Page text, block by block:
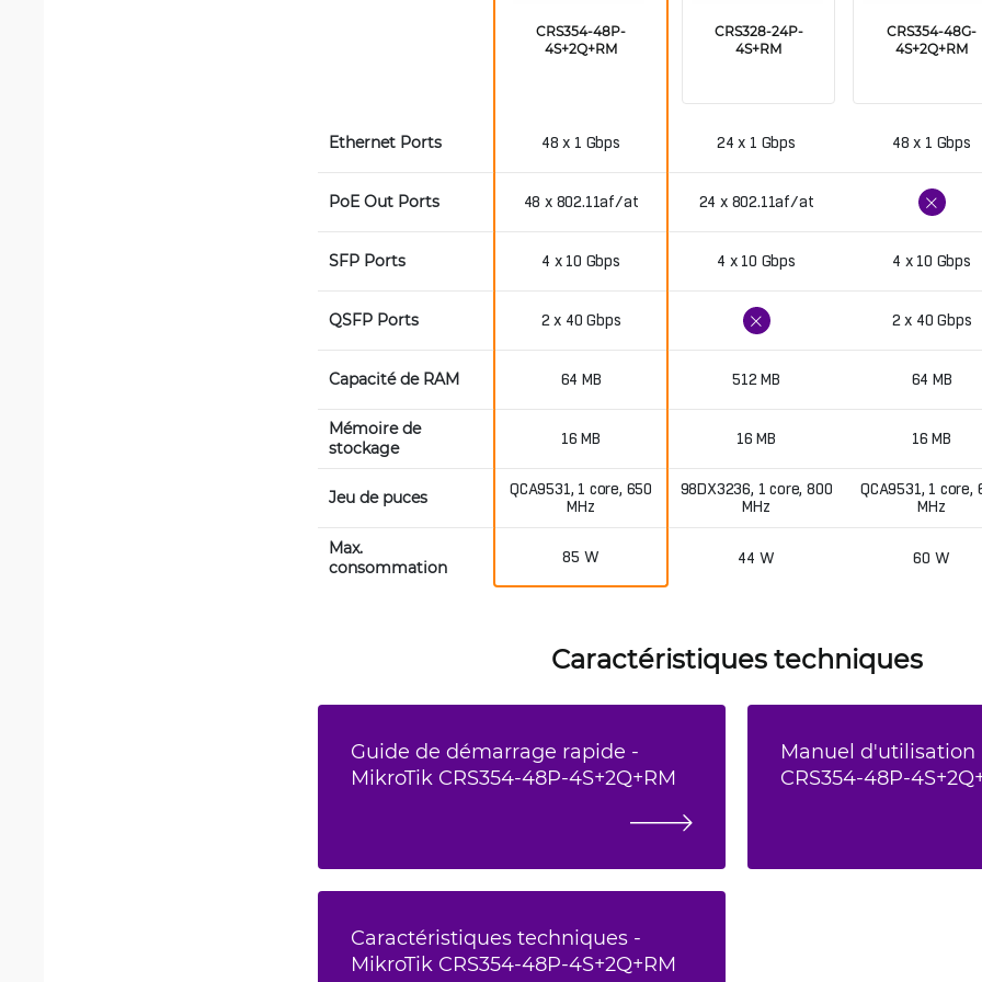
CRS354-48P-
4S+2Q+RM
CRS328-24P-
4S+RM
CRS354-48G-
4S+2Q+RM
Ethernet Ports 48 x 1 Gbps 24 x 1 Gbps 48 x 1 Gbps
PoE Out Ports 48 x 802.11af/at 24 x 802.11af/at
SFP Ports 4 x 10 Gbps 4 x 10 Gbps 4 x 10 Gbps
QSFP Ports 2 x 40 Gbps 2 x 40 Gbps
Capacité de RAM 64 MB 512 MB 64 MB
Mémoire de
stockage
16 MB 16 MB 16 MB
Jeu de puces
QCA9531, 1 core, 650
MHz
98DX3236, 1 core, 800
MHz
QCA9531, 1 core,
MHz
Max.
consommation
85 W 44 W 60 W
Caractéristiques techniques
Guide de démarrage rapide -
MikroTik CRS354-48P-4S+2Q+RM
Manuel d'utilisation
CRS354-48P-
Caractéristiques techniques -
MikroTik CRS354-48P-4S+2Q+RM